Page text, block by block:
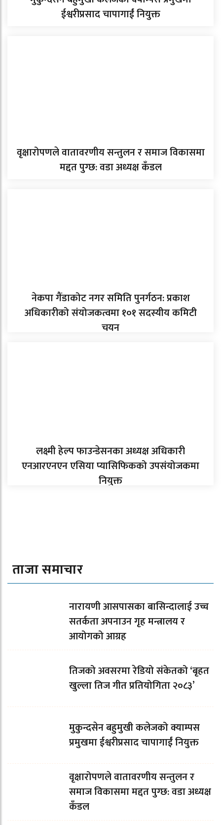
ईश्वरीप्रसाद चापागाईं नियुक्त
वृक्षारोपणले वातावरणीय सन्तुलन र समाज विकासमा
मद्दत पुग्छ: वडा अध्यक्ष कँडल
नेकपा गैंडाकोट नगर समिति पुनर्गठन: प्रकाश
अधिकारीको संयोजकत्वमा १०१ सदस्यीय कमिटी
चयन
लक्ष्मी हेल्प फाउन्डेसनका अध्यक्ष अधिकारी
एनआरएनएन एसिया प्यासिफिकको उपसंयोजकमा
नियुक्त
ताजा समाचार
नारायणी आसपासका बासिन्दालाई उच्च
सतर्कता अपनाउन गृह मन्त्रालय र
आयोगको आग्रह
तिजको अवसरमा रेडियो संकेतको ‘बृहत
खुल्ला तिज गीत प्रतियोगिता २०८३’
मुकुन्दसेन बहुमुखी कलेजको क्याम्पस
प्रमुखमा ईश्वरीप्रसाद चापागाईं नियुक्त
वृक्षारोपणले वातावरणीय सन्तुलन र
समाज विकासमा मद्दत पुग्छ: वडा अध्यक्ष
कँडल